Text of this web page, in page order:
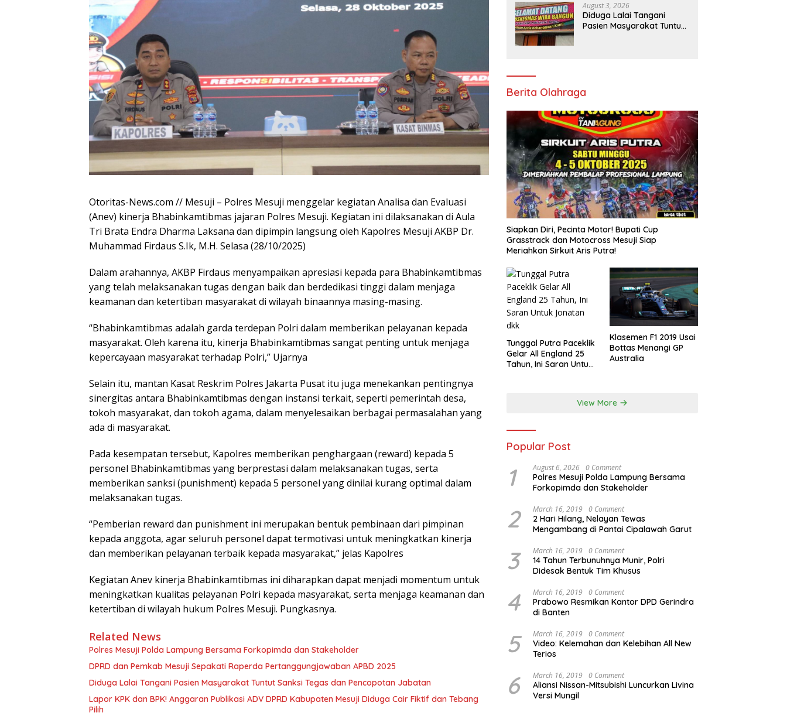
Otoritas-News.com // Mesuji – Polres Mesuji menggelar kegiatan Analisa dan Evaluasi
(Anev) kinerja Bhabinkamtibmas jajaran Polres Mesuji. Kegiatan ini dilaksanakan di Aula
Tri Brata Endra Dharma Laksana dan dipimpin langsung oleh Kapolres Mesuji AKBP Dr.
Muhammad Firdaus S.Ik, M.H. Selasa (28/10/2025)
Dalam arahannya, AKBP Firdaus menyampaikan apresiasi kepada para Bhabinkamtibmas
yang telah melaksanakan tugas dengan baik dan berdedikasi tinggi dalam menjaga
keamanan dan ketertiban masyarakat di wilayah binaannya masing-masing.
“Bhabinkamtibmas adalah garda terdepan Polri dalam memberikan pelayanan kepada
masyarakat. Oleh karena itu, kinerja Bhabinkamtibmas sangat penting untuk menjaga
kepercayaan masyarakat terhadap Polri,” Ujarnya
Selain itu, mantan Kasat Reskrim Polres Jakarta Pusat itu juga menekankan pentingnya
sinergitas antara Bhabinkamtibmas dengan instansi terkait, seperti pemerintah desa,
tokoh masyarakat, dan tokoh agama, dalam menyelesaikan berbagai permasalahan yang
ada di masyarakat.
Pada kesempatan tersebut, Kapolres memberikan penghargaan (reward) kepada 5
personel Bhabinkamtibmas yang berprestasi dalam melaksanakan tugas, serta
memberikan sanksi (punishment) kepada 5 personel yang dinilai kurang optimal dalam
melaksanakan tugas.
“Pemberian reward dan punishment ini merupakan bentuk pembinaan dari pimpinan
kepada anggota, agar seluruh personel dapat termotivasi untuk meningkatkan kinerja
dan memberikan pelayanan terbaik kepada masyarakat,” jelas Kapolres
Kegiatan Anev kinerja Bhabinkamtibmas ini diharapkan dapat menjadi momentum untuk
meningkatkan kualitas pelayanan Polri kepada masyarakat, serta menjaga keamanan dan
ketertiban di wilayah hukum Polres Mesuji. Pungkasnya.
Related News
Polres Mesuji Polda Lampung Bersama Forkopimda dan Stakeholder
DPRD dan Pemkab Mesuji Sepakati Raperda Pertanggungjawaban APBD 2025
Diduga Lalai Tangani Pasien Masyarakat Tuntut Sanksi Tegas dan Pencopotan Jabatan
Lapor KPK dan BPK! Anggaran Publikasi ADV DPRD Kabupaten Mesuji Diduga Cair Fiktif dan Tebang
Pilih
August 3, 2026
Diduga Lalai Tangani
Pasien Masyarakat Tuntut
Berita Olahraga
Siapkan Diri, Pecinta Motor! Bupati Cup
Grasstrack dan Motocross Mesuji Siap
Meriahkan Sirkuit Aris Putra!
Tunggal Putra Paceklik
Gelar All England 25
Tahun, Ini Saran Untuk
Klasemen F1 2019 Usai
Bottas Menangi GP
Australia
View More
Popular Post
1 August 6, 2026 0 Comment
Polres Mesuji Polda Lampung Bersama
Forkopimda dan Stakeholder
2 March 16, 2019 0 Comment
2 Hari Hilang, Nelayan Tewas
Mengambang di Pantai Cipalawah Garut
3 March 16, 2019 0 Comment
14 Tahun Terbunuhnya Munir, Polri
Didesak Bentuk Tim Khusus
4 March 16, 2019 0 Comment
Prabowo Resmikan Kantor DPD Gerindra
di Banten
5 March 16, 2019 0 Comment
Video: Kelemahan dan Kelebihan All New
Terios
6 March 16, 2019 0 Comment
Aliansi Nissan-Mitsubishi Luncurkan Livina
Versi Mungil